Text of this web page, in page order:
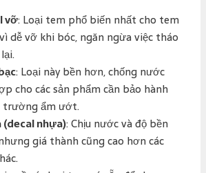
vỡ: Loại tem phổ biến nhất cho tem
dễ vỡ khi bóc, ngăn ngừa việc tháo
: Loại này bền hơn, chống nước
cho các sản phẩm cần bảo hành
ẩm ướt.
(decal nhựa): Chịu nước và độ bền
giá thành cũng cao hơn các